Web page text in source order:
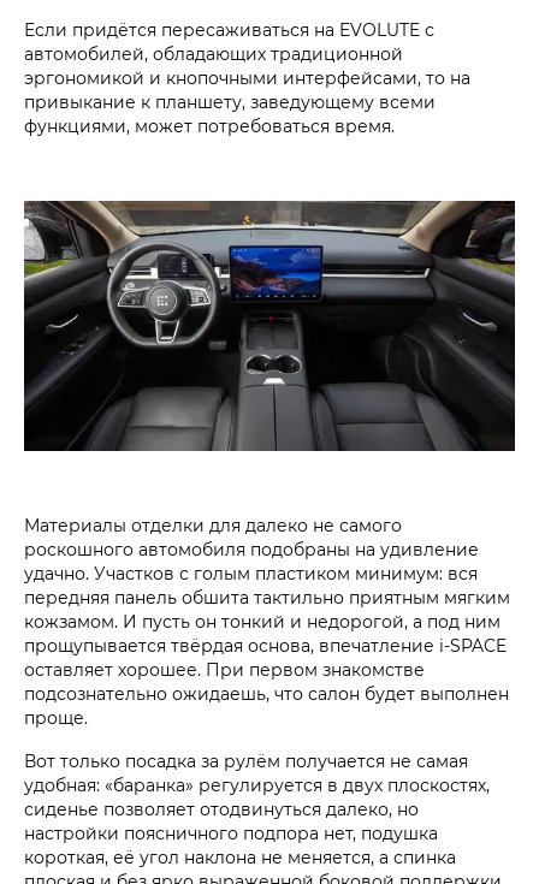
Если придётся пересаживаться на EVOLUTE с
автомобилей, обладающих традиционной
эргономикой и кнопочными интерфейсами, то на
привыкание к планшету, заведующему всеми
функциями, может потребоваться время.
Материалы отделки для далеко не самого
роскошного автомобиля подобраны на удивление
удачно. Участков с голым пластиком минимум: вся
передняя панель обшита тактильно приятным мягким
кожзамом. И пусть он тонкий и недорогой, а под ним
прощупывается твёрдая основа, впечатление i‑SPACE
оставляет хорошее. При первом знакомстве
подсознательно ожидаешь, что салон будет выполнен
проще.
Вот только посадка за рулём получается не самая
удобная: «баранка» регулируется в двух плоскостях,
сиденье позволяет отодвинуться далеко, но
настройки поясничного подпора нет, подушка
короткая, её угол наклона не меняется, а спинка